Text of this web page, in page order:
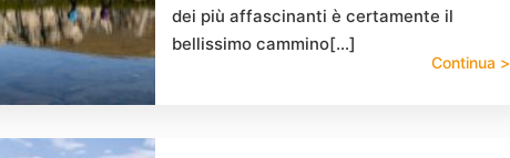
dei più affascinanti è certamente il
bellissimo cammino[…]
Continua >